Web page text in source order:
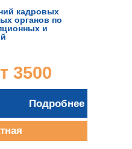
кадровых
органов по
и
3500
Подробнее